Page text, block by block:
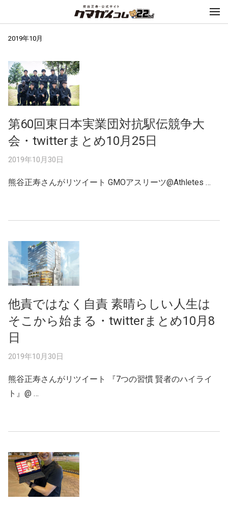
2019年10月
第60回東日本実業団対抗駅伝競争大
会・twitterまとめ10月25日
2019年10月30日
熊谷正寿さんがリツイート GMOアスリーツ@Athletes …
他責ではなく自責 素晴らしい人生は
そこから始まる・twitterまとめ10月8
日
2019年10月30日
熊谷正寿さんがリツイート 『7つの習慣 賢者のハイライ
ト』@ …